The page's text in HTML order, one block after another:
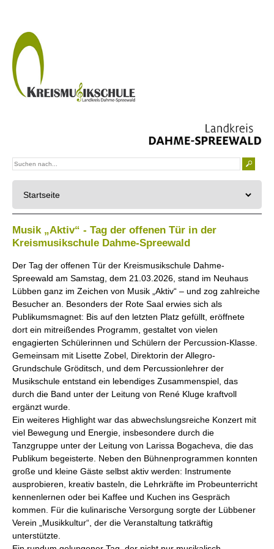
Musik „Aktiv“ - Tag der offenen Tür in der
Kreismusikschule Dahme-Spreewald
Der Tag der offenen Tür der Kreismusikschule Dahme-
Spreewald am Samstag, dem 21.03.2026, stand im Neuhaus
Lübben ganz im Zeichen von Musik „Aktiv“ – und zog zahlreiche
Besucher an. Besonders der Rote Saal erwies sich als
Publikumsmagnet: Bis auf den letzten Platz gefüllt, eröffnete
dort ein mitreißendes Programm, gestaltet von vielen
engagierten Schülerinnen und Schülern der Percussion-Klasse.
Gemeinsam mit Lisette Zobel, Direktorin der Allegro-
Grundschule Gröditsch, und dem Percussionlehrer der
Musikschule entstand ein lebendiges Zusammenspiel, das
durch die Band unter der Leitung von René Kluge kraftvoll
ergänzt wurde.
Ein weiteres Highlight war das abwechslungsreiche Konzert mit
viel Bewegung und Energie, insbesondere durch die
Tanzgruppe unter der Leitung von Larissa Bogacheva, die das
Publikum begeisterte. Neben den Bühnenprogrammen konnten
große und kleine Gäste selbst aktiv werden: Instrumente
ausprobieren, kreativ basteln, die Lehrkräfte im Probeunterricht
kennenlernen oder bei Kaffee und Kuchen ins Gespräch
kommen. Für die kulinarische Versorgung sorgte der Lübbener
Verein „Musikkultur“, der die Veranstaltung tatkräftig
unterstützte.